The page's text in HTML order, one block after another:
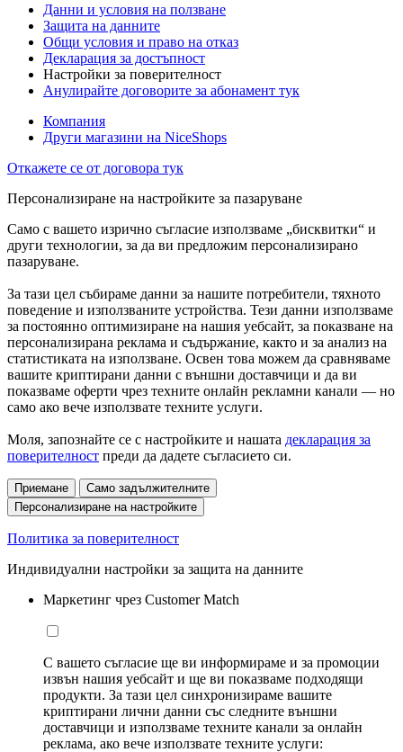
Данни и условия на ползване
Защита на данните
Общи условия и право на отказ
Декларация за достъпност
Настройки за поверителност
Анулирайте договорите за абонамент тук
Компания
Други магазини на NiceShops
Откажете се от договора тук
Персонализиране на настройките за пазаруване
Само с вашето изрично съгласие използваме „бисквитки“ и
други технологии, за да ви предложим персонализирано
пазаруване.
За тази цел събираме данни за нашите потребители, тяхното
поведение и използваните устройства. Тези данни използваме
за постоянно оптимизиране на нашия уебсайт, за показване на
персонализирана реклама и съдържание, както и за анализ на
статистиката на използване. Освен това можем да сравняваме
вашите криптирани данни с външни доставчици и да ви
показваме оферти чрез техните онлайн рекламни канали — но
само ако вече използвате техните услуги.
Моля, запознайте се с настройките и нашата декларация за
поверителност преди да дадете съгласието си.
Приемане
Само задължителните
Персонализиране на настройките
Политика за поверителност
Индивидуални настройки за защита на данните
Маркетинг чрез Customer Match
С вашето съгласие ще ви информираме и за промоции
извън нашия уебсайт и ще ви показваме подходящи
продукти. За тази цел синхронизираме вашите
криптирани лични данни със следните външни
доставчици и използваме техните канали за онлайн
реклама, ако вече използвате техните услуги: